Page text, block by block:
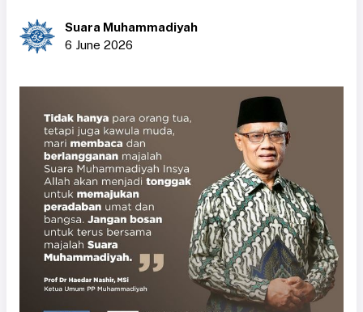
Suara Muhammadiyah
6 June 2026